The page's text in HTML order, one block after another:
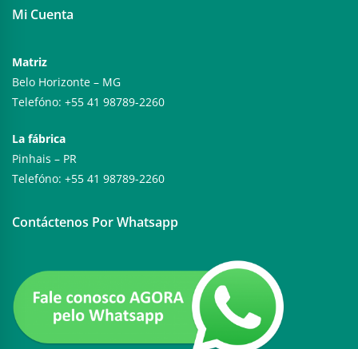
Mi Cuenta
Matriz
Belo Horizonte – MG
Telefóno: +55 41 98789-2260
La fábrica
Pinhais – PR
Telefóno: +55 41 98789-2260
Contáctenos Por Whatsapp